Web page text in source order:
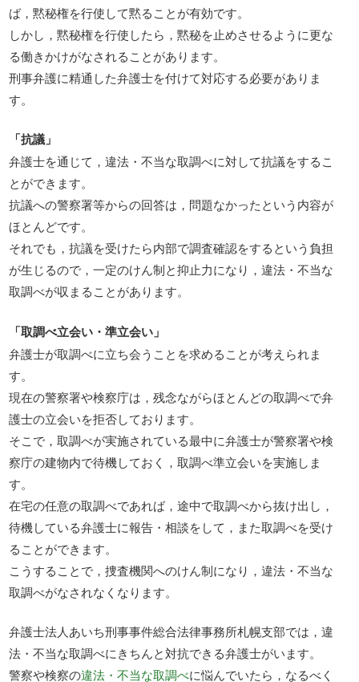
ば，黙秘権を行使して黙ることが有効です。
しかし，黙秘権を行使したら，黙秘を止めさせるように更な
る働きかけがなされることがあります。
刑事弁護に精通した弁護士を付けて対応する必要がありま
す。
「抗議」
弁護士を通じて，違法・不当な取調べに対して抗議をするこ
とができます。
抗議への警察署等からの回答は，問題なかったという内容が
ほとんどです。
それでも，抗議を受けたら内部で調査確認をするという負担
が生じるので，一定のけん制と抑止力になり，違法・不当な
取調べが収まることがあります。
「取調べ立会い・準立会い」
弁護士が取調べに立ち会うことを求めることが考えられま
す。
現在の警察署や検察庁は，残念ながらほとんどの取調べで弁
護士の立会いを拒否しております。
そこで，取調べが実施されている最中に弁護士が警察署や検
察庁の建物内で待機しておく，取調べ準立会いを実施しま
す。
在宅の任意の取調べであれば，途中で取調べから抜け出し，
待機している弁護士に報告・相談をして，また取調べを受け
ることができます。
こうすることで，捜査機関へのけん制になり，違法・不当な
取調べがなされなくなります。
弁護士法人あいち刑事事件総合法律事務所札幌支部では，違
法・不当な取調べにきちんと対抗できる弁護士がいます。
警察や検察の違法・不当な取調べに悩んでいたら，なるべく